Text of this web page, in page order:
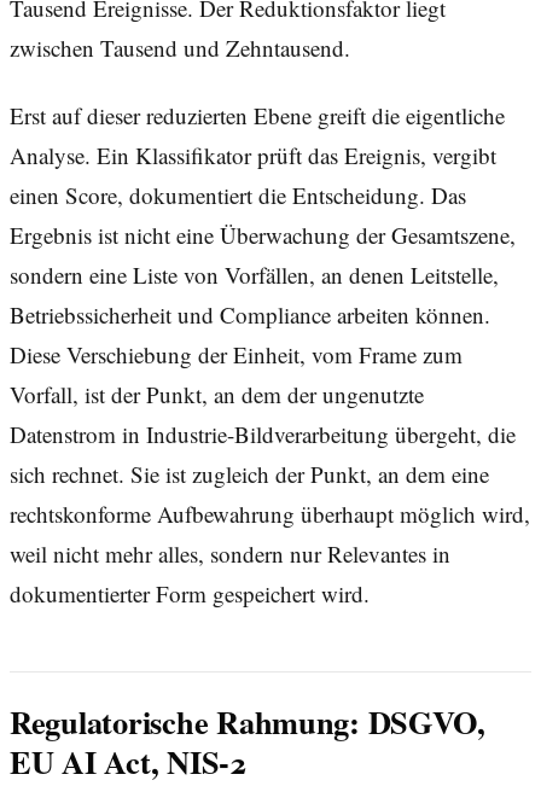
Tausend Ereignisse. Der Reduktionsfaktor liegt
zwischen Tausend und Zehntausend.
Erst auf dieser reduzierten Ebene greift die eigentliche
Analyse. Ein Klassifikator prüft das Ereignis, vergibt
einen Score, dokumentiert die Entscheidung. Das
Ergebnis ist nicht eine Überwachung der Gesamtszene,
sondern eine Liste von Vorfällen, an denen Leitstelle,
Betriebssicherheit und Compliance arbeiten können.
Diese Verschiebung der Einheit, vom Frame zum
Vorfall, ist der Punkt, an dem der ungenutzte
Datenstrom in Industrie-Bildverarbeitung übergeht, die
sich rechnet. Sie ist zugleich der Punkt, an dem eine
rechtskonforme Aufbewahrung überhaupt möglich wird,
weil nicht mehr alles, sondern nur Relevantes in
dokumentierter Form gespeichert wird.
Regulatorische Rahmung: DSGVO,
EU AI Act, NIS-2